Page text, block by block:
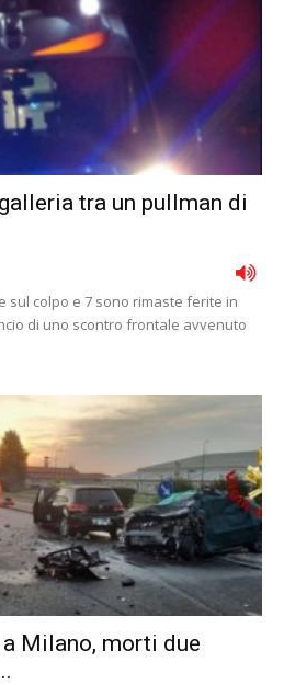
tra un pullman di
sul colpo e 7 sono rimaste ferite in
di uno scontro frontale avvenuto
Milano, morti due